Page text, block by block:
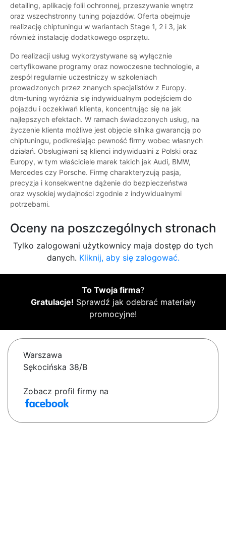
detailing, aplikację folii ochronnej, przeszywanie wnętrz
oraz wszechstronny tuning pojazdów. Oferta obejmuje
realizację chiptuningu w wariantach Stage 1, 2 i 3, jak
również instalację dodatkowego osprzętu.
Do realizacji usług wykorzystywane są wyłącznie
certyfikowane programy oraz nowoczesne technologie, a
zespół regularnie uczestniczy w szkoleniach
prowadzonych przez znanych specjalistów z Europy.
dtm-tuning wyróżnia się indywidualnym podejściem do
pojazdu i oczekiwań klienta, koncentrując się na jak
najlepszych efektach. W ramach świadczonych usług, na
życzenie klienta możliwe jest objęcie silnika gwarancją po
chiptuningu, podkreślając pewność firmy wobec własnych
działań. Obsługiwani są klienci indywidualni z Polski oraz
Europy, w tym właściciele marek takich jak Audi, BMW,
Mercedes czy Porsche. Firmę charakteryzują pasja,
precyzja i konsekwentne dążenie do bezpieczeństwa
oraz wysokiej wydajności zgodnie z indywidualnymi
potrzebami.
Oceny na poszczególnych stronach
Tylko zalogowani użytkownicy maja dostęp do tych
danych. Kliknij, aby się zalogować.
To Twoja firma?
Gratulacje! Sprawdź jak odebrać materiały
promocyjne!
Warszawa
Sękocińska 38/B
Zobacz profil firmy na